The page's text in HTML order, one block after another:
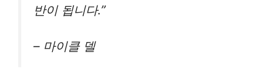
반이 됩니다.”
– 마이클 델